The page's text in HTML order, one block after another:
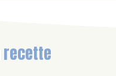
recette